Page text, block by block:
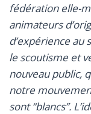
fédération elle-
animateurs
d’expérience
le scoutisme et
nouveau public,
notre
sont “blancs”.